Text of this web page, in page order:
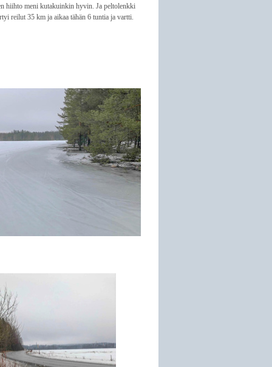
hiihto meni kutakuinkin hyvin. Ja peltolenkki
reilut 35 km ja aikaa tähän 6 tuntia ja vartti.